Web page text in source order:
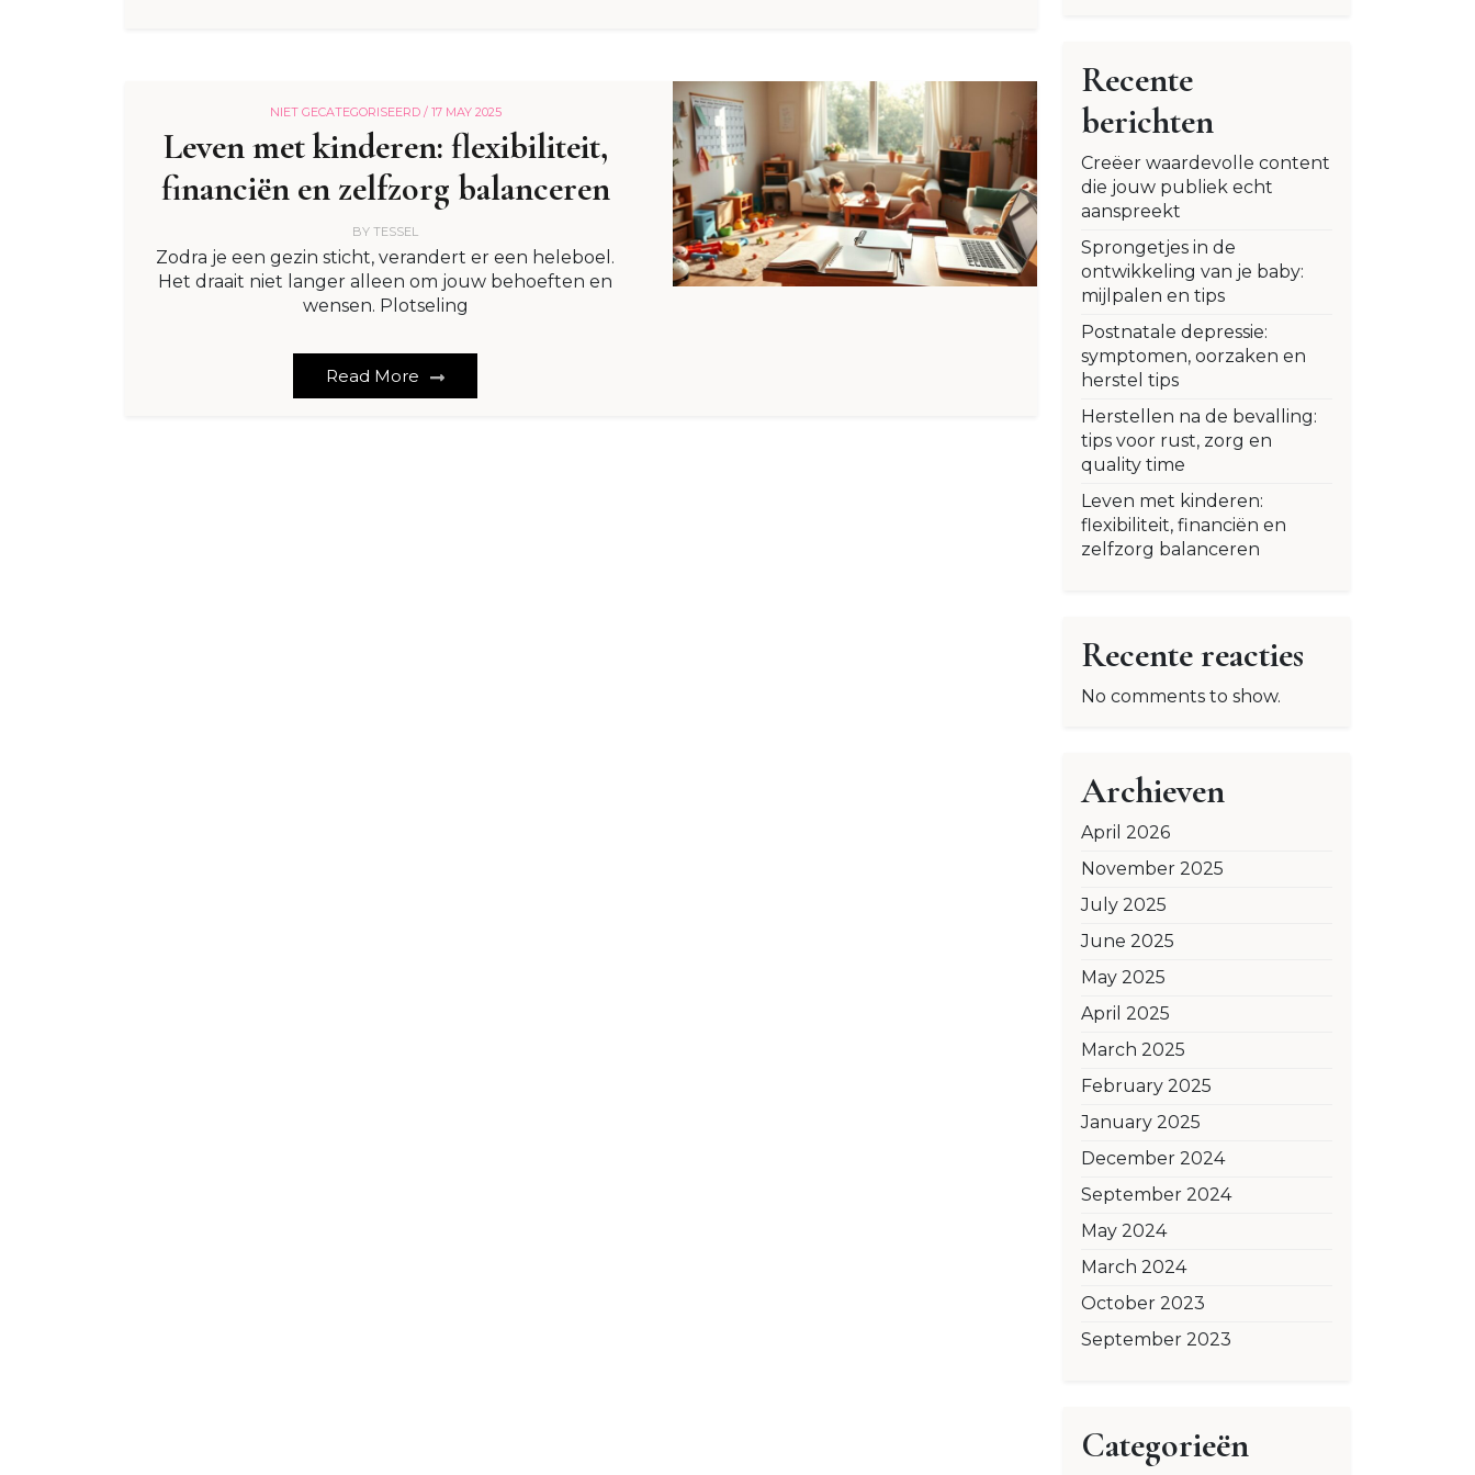
NIET GECATEGORISEERD /17 MAY 2025
Leven met kinderen: flexibiliteit,
financiën en zelfzorg balanceren
BYTESSEL
Zodra je een gezin sticht, verandert er een heleboel.
Het draait niet langer alleen om jouw behoeften en
wensen. Plotseling
Read More
Recente
berichten
Creëer waardevolle content
die jouw publiek echt
aanspreekt
Sprongetjes in de
ontwikkeling van je baby:
mijlpalen en tips
Postnatale depressie:
symptomen, oorzaken en
herstel tips
Herstellen na de bevalling:
tips voor rust, zorg en
quality time
Leven met kinderen:
flexibiliteit, financiën en
zelfzorg balanceren
Recente reacties
No comments to show.
Archieven
April 2026
November 2025
July 2025
June 2025
May 2025
April 2025
March 2025
February 2025
January 2025
December 2024
September 2024
May 2024
March 2024
October 2023
September 2023
Categorieën